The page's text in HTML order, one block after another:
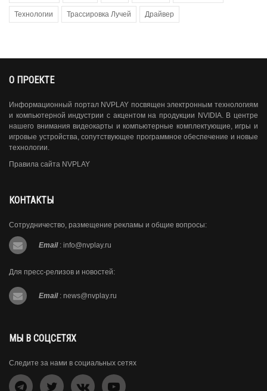
Технологии Трассировка Лучей Драйвер
О ПРОЕКТЕ
Информационный портал NVPLAY посвящен электронным технологиям
и компьютерной индустрии с акцентом на продукции NVIDIA. В центре
нашего внимания видеокарты и компьютерные комплектующие, игры и
игровые устройства, сопутствующее программное обеспечение и новые
технологии.
Правила сайта NVPLAY
КОНТАКТЫ
Сотрудничество, размещение рекламы и общие вопросы:
Email : info@nvplay.ru
Для пресс-релизов и новостей:
Email : news@nvplay.ru
МЫ В СОЦСЕТЯХ
Следите за нами в социальных сетях